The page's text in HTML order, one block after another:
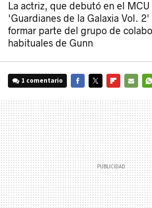
La actriz, que debutó en el MCU
'Guardianes de la Galaxia Vol. 2'
formar parte del grupo de
habituales de Gunn
1 comentario
MAIL